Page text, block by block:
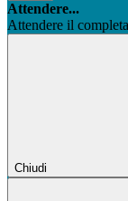
Attendere...
Attendere il
Chiudi